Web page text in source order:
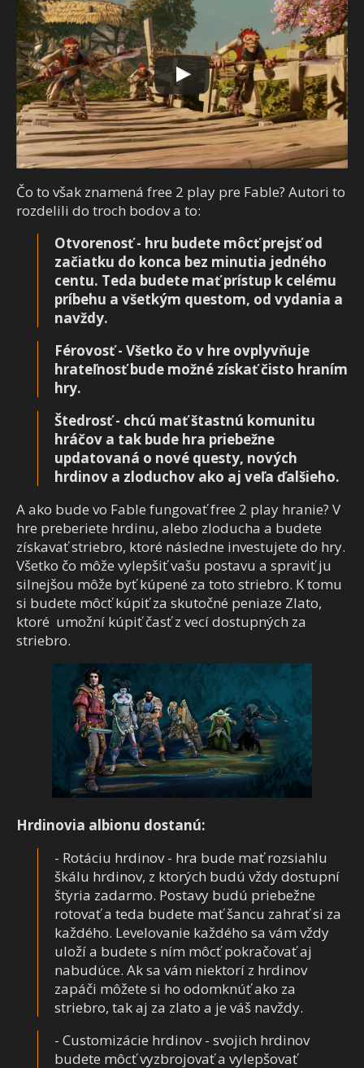
Čo to však znamená free 2 play pre Fable? Autori to
rozdelili do troch bodov a to:
Otvorenosť - hru budete môcť prejsť od
začiatku do konca bez minutia jedného
centu. Teda budete mať prístup k celému
príbehu a všetkým questom, od vydania a
navždy.
Férovosť - Všetko čo v hre ovplyvňuje
hrateľnosť bude možné získať čisto hraním
hry.
Štedrosť - chcú mať štastnú komunitu
hráčov a tak bude hra priebežne
updatovaná o nové questy, nových
hrdinov a zloduchov ako aj veľa ďalšieho.
A ako bude vo Fable fungovať free 2 play hranie? V
hre preberiete hrdinu, alebo zloducha a budete
získavať striebro, ktoré následne investujete do hry.
Všetko čo môže vylepšiť vašu postavu a spraviť ju
silnejšou môže byť kúpené za toto striebro. K tomu
si budete môcť kúpiť za skutočné peniaze Zlato,
ktoré umožní kúpiť časť z vecí dostupných za
striebro.
Hrdinovia albionu dostanú:
- Rotáciu hrdinov - hra bude mať rozsiahlu
škálu hrdinov, z ktorých budú vždy dostupní
štyria zadarmo. Postavy budú priebežne
rotovať a teda budete mať šancu zahrať si za
každého. Levelovanie každého sa vám vždy
uloží a budete s ním môcť pokračovať aj
nabudúce. Ak sa vám niektorí z hrdinov
zapáči môžete si ho odomknúť ako za
striebro, tak aj za zlato a je váš navždy.
- Customizácie hrdinov - svojich hrdinov
budete môcť vyzbrojovať a vylepšovať